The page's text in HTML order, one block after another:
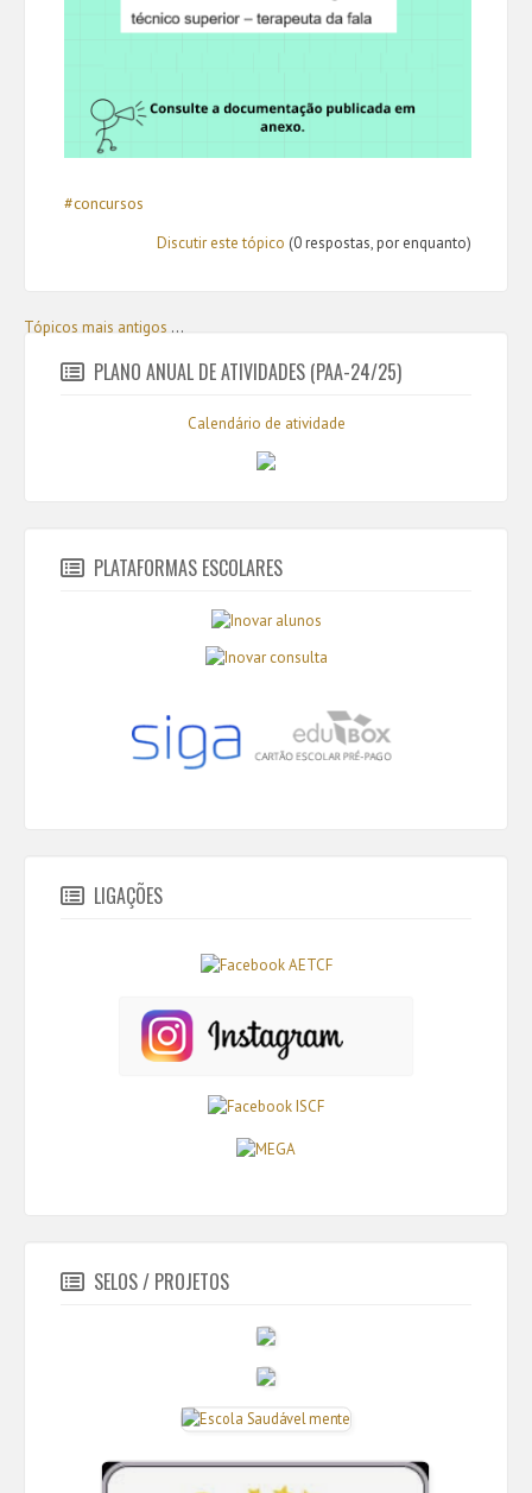
#concursos
Discutir este tópico (0 respostas, por enquanto)
Tópicos mais antigos ...
PLANO ANUAL DE ATIVIDADES (PAA-24/25)
Calendário de atividade
PLATAFORMAS ESCOLARES
LIGAÇÕES
SELOS / PROJETOS